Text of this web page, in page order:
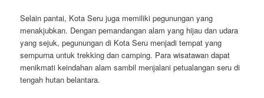
Selain pantai, Kota Seru juga memiliki pegunungan yang
menakjubkan. Dengan pemandangan alam yang hijau dan udara
yang sejuk, pegunungan di Kota Seru menjadi tempat yang
sempurna untuk trekking dan camping. Para wisatawan dapat
menikmati keindahan alam sambil menjalani petualangan seru di
tengah hutan belantara.